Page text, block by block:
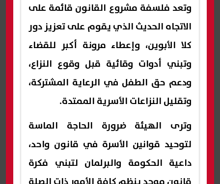
وتعد فلسفة مشروع القانون قائمة على
الاتجاه الحديث الذي يقوم على تعزيز دور
كلا الأبوين، وإعطاء مرونة أكبر للقضاء
وتبني أدوات وقائية قبل وقوع النزاع،
ودعم حق الطفل في الرعاية المشتركة،
وتقليل النزاعات الأسرية الممتدة.
وترى الهيئة ضرورة الحاجة الماسة
لتوحيد قوانين الأسرة في قانون واحد،
داعية الحكومة والبرلمان لتبني فكرة